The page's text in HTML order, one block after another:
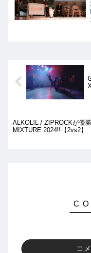
ALKOLIL / ZIPROCKが優
MIXTURE 2024!!【2vs2】
コ